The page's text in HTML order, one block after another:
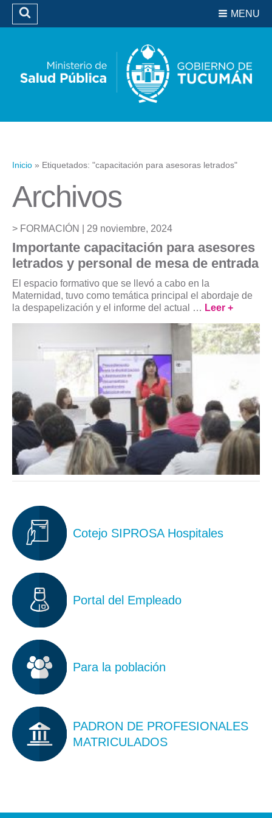
Biblioteca
MENU
Buscar
Inicio » Etiquetados: "capacitación para asesoras letrados"
Archivos
FORMACIÓN | 29 noviembre, 2024
Importante capacitación para asesores
letrados y personal de mesa de entrada
El espacio formativo que se llevó a cabo en la
Maternidad, tuvo como temática principal el abordaje de
la despapelización y el informe del actual … Leer +
Cotejo SIPROSA Hospitales
Portal del Empleado
Para la población
PADRON DE PROFESIONALES
MATRICULADOS